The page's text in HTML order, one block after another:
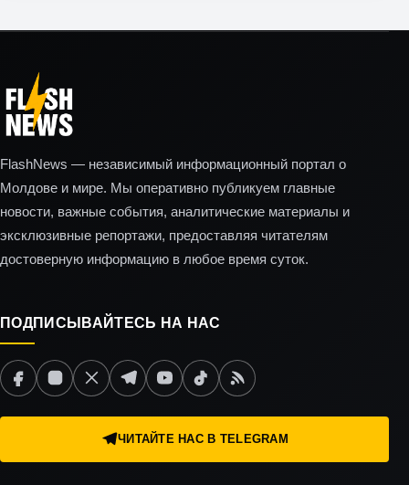
FlashNews — независимый информационный портал о
Молдове и мире. Мы оперативно публикуем главные
новости, важные события, аналитические материалы и
эксклюзивные репортажи, предоставляя читателям
достоверную информацию в любое время суток.
ПОДПИСЫВАЙТЕСЬ НА НАС
ЧИТАЙТЕ НАС В TELEGRAM